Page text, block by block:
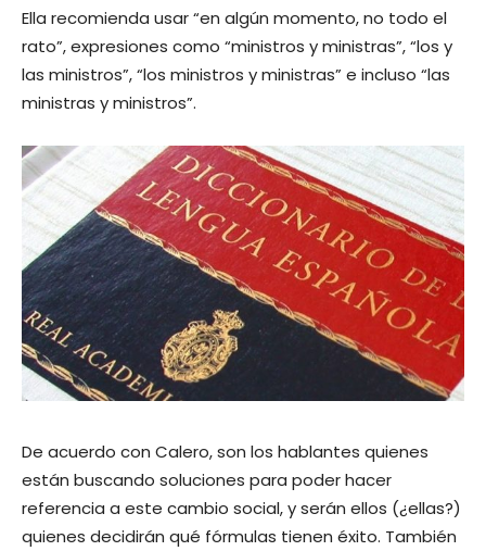
Ella recomienda usar “en algún momento, no todo el
rato”, expresiones como “ministros y ministras”, “los y
las ministros”, “los ministros y ministras” e incluso “las
ministras y ministros”.
De acuerdo con Calero, son los hablantes quienes
están buscando soluciones para poder hacer
referencia a este cambio social, y serán ellos (¿ellas?)
quienes decidirán qué fórmulas tienen éxito. También